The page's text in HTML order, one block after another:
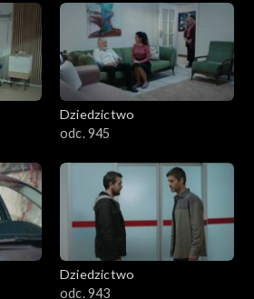
Dziedzictwo
odc. 945
Dziedzictwo
odc. 943